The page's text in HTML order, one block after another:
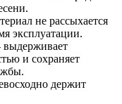
не рассыхается
эксплуатации.
выдерживает
и сохраняет
держит